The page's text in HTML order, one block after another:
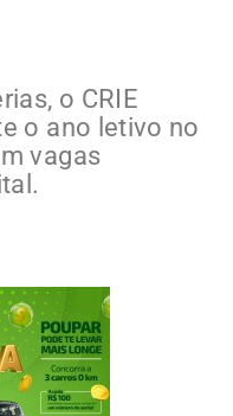
o CRIE
o ano letivo no
vagas